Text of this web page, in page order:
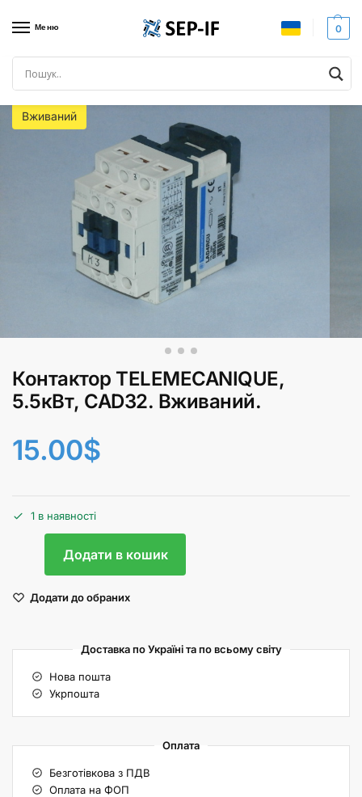
Меню 0
Головна Контактор TELEMECANIQUE, 5.5кВт, CAD32. Вживаний.
Вживаний
Контактор TELEMECANIQUE,
5.5кВт, CAD32. Вживаний.
15.00$
1 в наявності
Додати в кошик
Додати до обраних
Доставка по Україні та по всьому світу
Нова пошта
Укрпошта
Оплата
Безготівкова з ПДВ
Оплата на ФОП